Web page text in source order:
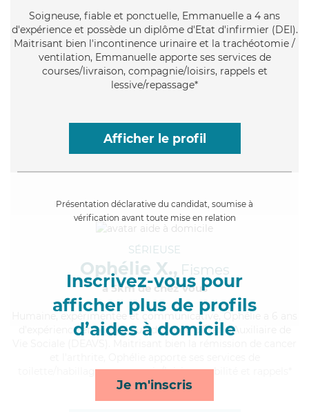
Soigneuse, fiable et ponctuelle, Emmanuelle a 4 ans
d'expérience et possède un diplôme d'Etat d'infirmier (DEI).
Maitrisant bien l'incontinence urinaire et la trachéotomie /
ventilation, Emmanuelle apporte ses services de
courses/livraison, compagnie/loisirs, rappels et
lessive/repassage*
Afficher le profil
Présentation déclarative du candidat, soumise à
vérification avant toute mise en relation
Inscrivez-vous pour
afficher plus de profils
d’aides à domicile
Je m'inscris
SÉRIEUSE
Ophélie X., Fismes
à 5km de chez Vous
, expérimentée et communicative, Ophélie a 6 ans
d'expérience et possède un diplôme d'État d'Auxiliaire de
toilette/habillage, compagnie/loisirs, mobilité et rappels*